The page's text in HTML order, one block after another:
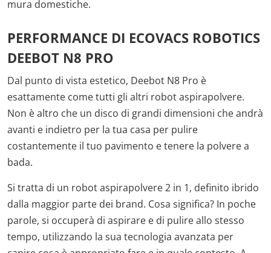
mura domestiche.
PERFORMANCE DI ECOVACS ROBOTICS
DEEBOT N8 PRO
Dal punto di vista estetico, Deebot N8 Pro è
esattamente come tutti gli altri robot aspirapolvere.
Non è altro che un disco di grandi dimensioni che andrà
avanti e indietro per la tua casa per pulire
costantemente il tuo pavimento e tenere la polvere a
bada.
Si tratta di un robot aspirapolvere 2 in 1, definito ibrido
dalla maggior parte dei brand. Cosa significa? In poche
parole, si occuperà di aspirare e di pulire allo stesso
tempo, utilizzando la sua tecnologia avanzata per